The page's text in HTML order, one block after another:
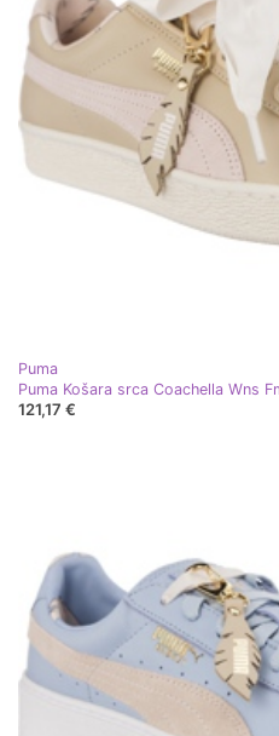
Puma
Puma Košara srca Coachella Wns
121,17 €